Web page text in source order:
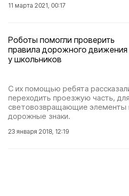
11 марта 2021, 00:17
Роботы помогли проверить
правила дорожного движения
у школьников
С их помощью ребята
переходить проезжую часть,
световозвращающие элементы
дорожные знаки.
23 января 2018, 12:19